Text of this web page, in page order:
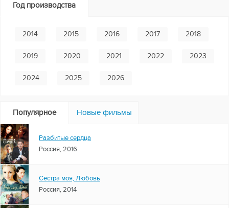
Год производства
2014 2015 2016 2017 2018
2019 2020 2021 2022 2023
2024 2025 2026
Популярное Новые фильмы
Разбитые сердца
Россия, 2016
Сестра моя, Любовь
Россия, 2014